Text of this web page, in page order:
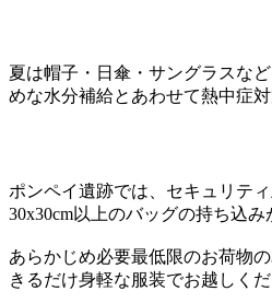
夏は帽子・日傘・サングラスな
めな水分補給とあわせて熱中症
ポンペイ遺跡では、セキュリテ
30x30cm以上のバッグの持ち込み
あらかじめ必要最低限のお荷物
きるだけ身軽な服装でお越しくだ